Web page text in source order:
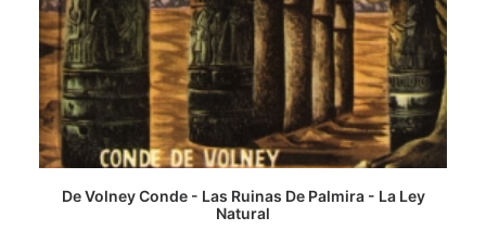
LEER MÁS
De Volney Conde - Las Ruinas De Palmira - La Ley
Natural